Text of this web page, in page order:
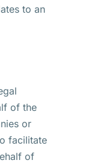
to an
of the
or
facilitate
of